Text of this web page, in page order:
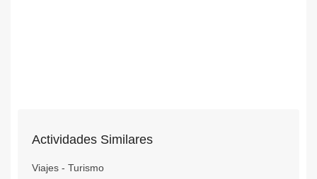
Actividades Similares
Viajes - Turismo